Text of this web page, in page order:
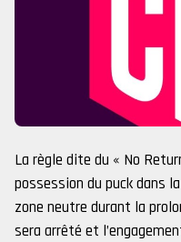
La règle dite du « No
possession du puck dans
zone neutre durant la
sera arrêté et